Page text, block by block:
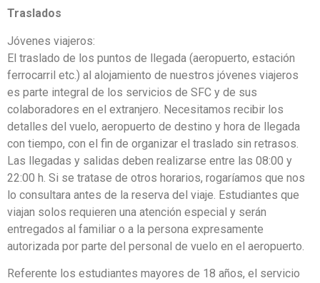
Traslados
Jóvenes viajeros:
El traslado de los puntos de llegada (aeropuerto, estación
ferrocarril etc.) al alojamiento de nuestros jóvenes viajeros
es parte integral de los servicios de SFC y de sus
colaboradores en el extranjero. Necesitamos recibir los
detalles del vuelo, aeropuerto de destino y hora de llegada
con tiempo, con el fin de organizar el traslado sin retrasos.
Las llegadas y salidas deben realizarse entre las 08:00 y
22:00 h. Si se tratase de otros horarios, rogaríamos que nos
lo consultara antes de la reserva del viaje. Estudiantes que
viajan solos requieren una atención especial y serán
entregados al familiar o a la persona expresamente
autorizada por parte del personal de vuelo en el aeropuerto.
Referente los estudiantes mayores de 18 años, el servicio